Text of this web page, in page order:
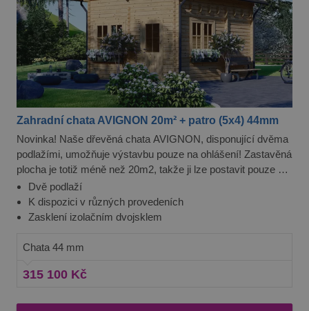
Zahradní chata AVIGNON 20m² + patro (5x4) 44mm
Novinka! Naše dřevěná chata AVIGNON, disponující dvěma
podlažími, umožňuje výstavbu pouze na ohlášení! Zastavěná
plocha je totiž méně než 20m2, takže ji lze postavit pouze na
"Ohlášení stavby" takže nepotřebujete žádné další stavební
povolení. Mimo to je to krásná letní a víkendová chata.
Dvě podlaží
K dispozici v různých provedeních
Zasklení izolačním dvojsklem
Chata 44 mm
315 100 Kč
vidět před
návštěvou
webu.
test_cookie
Google LLC
.doubleclick.net
15 minut
Tento
cookie
nastavuje
(kterou
Google),
prohlížeč
webu